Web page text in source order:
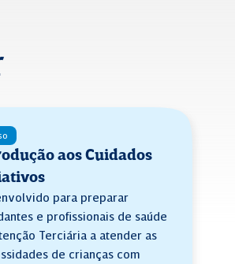
aos Cuidados
para preparar
e profissionais de saúde
Terciária a atender as
de crianças com